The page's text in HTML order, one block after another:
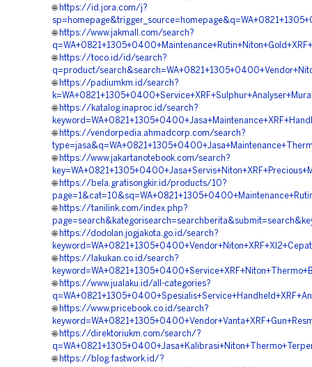
🌐 https://id.jora.com/j?
🌐 https://www.jakmall.com/search?
🌐 https://toco.id/id/search?
q=product/
🌐 https://padiumkm.id/search?
🌐 https://katalog.inaproc.id/search?
🌐 https://vendorpedia.ahmadcorp.com/search?
🌐 https://www.jakartanotebook.com/search?
🌐 https://bela.gratisongkir.id/products/10?
🌐 https://tanilink.com/index.php?
🌐 https://dodolan.jogjakota.go.id/search?
🌐 https://lakukan.co.id/search?
🌐 https://www.jualaku.id/all-categories?
🌐 https://www.pricebook.co.id/search?
🌐 https://direktoriukm.com/search/?
🌐 https://blog.fastwork.id/?